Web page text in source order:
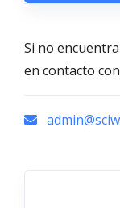
Si no
en contacto